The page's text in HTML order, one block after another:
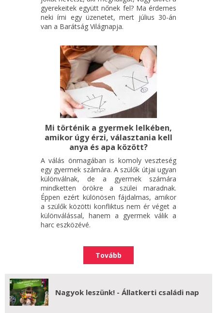
gyerekeitek együtt nőnek fel? Ma érdemes
neki írni egy üzenetet, mert július 30-án
van a Barátság Világnapja.
Mi történik a gyermek lelkében,
amikor úgy érzi, választania kell
anya és apa között?
A válás önmagában is komoly veszteség
egy gyermek számára. A szülők útjai ugyan
különválnak, de a gyermek számára
mindketten örökre a szülei maradnak.
Éppen ezért különösen fájdalmas, amikor
a szülők közötti konfliktus nem ér véget a
különválással, hanem a gyermek válik a
harc eszközévé.
Tovább
Nagyok leszünk! - Állatkerti családi nap